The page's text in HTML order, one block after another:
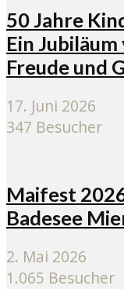
50 Jahre
Ein
Freude und
17. Juni 2026
347 Besucher
Maifest
Badesee
2. Mai 2026
1.065 Besucher